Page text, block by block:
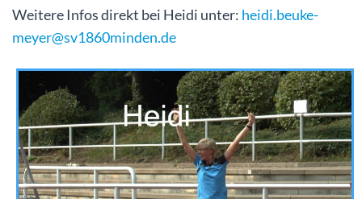
Weitere Infos direkt bei Heidi unter: heidi.beuke-
meyer@sv1860minden.de